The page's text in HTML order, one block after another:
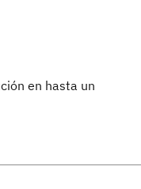
en hasta un